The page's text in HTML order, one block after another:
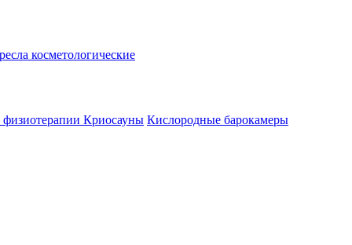
косметологические
Криосауны Кислородные барокамеры